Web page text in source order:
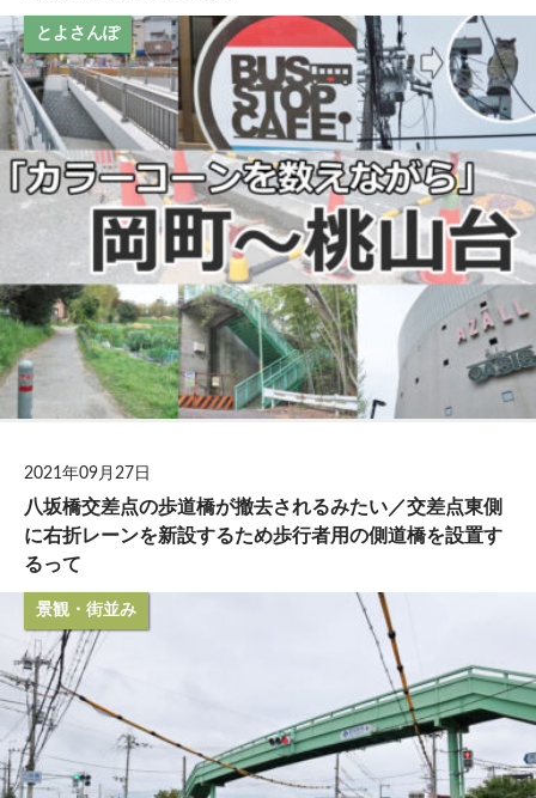
とよさんぽ
2021年09月27日
八坂橋交差点の歩道橋が撤去されるみたい／交差点東側
に右折レーンを新設するため歩行者用の側道橋を設置す
るって
景観・街並み